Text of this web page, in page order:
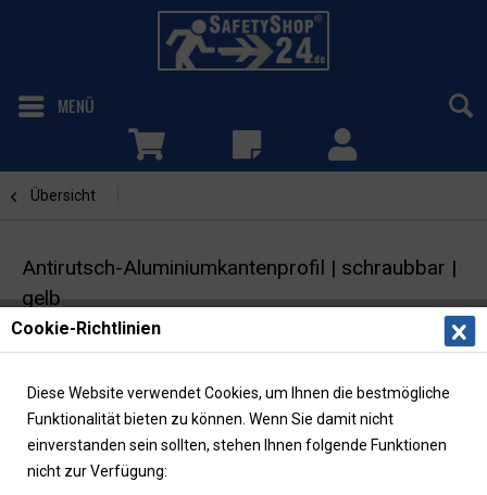
MENÜ
Übersicht
Antirutsch-Aluminiumkantenprofil | schraubbar |
gelb
Cookie-Richtlinien
Diese Website verwendet Cookies, um Ihnen die bestmögliche
Funktionalität bieten zu können. Wenn Sie damit nicht
einverstanden sein sollten, stehen Ihnen folgende Funktionen
nicht zur Verfügung: